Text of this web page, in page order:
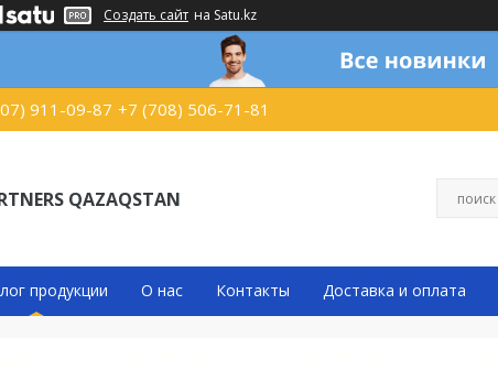
Создать сайт на Satu.kz
911-09-87 +7 (708) 506-71-81
QAZAQSTAN
продукции О нас Контакты Доставка и оплата